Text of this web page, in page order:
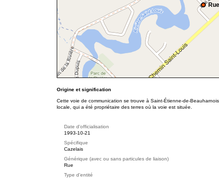
Origine et signification
Cette voie de communication se trouve à Saint-Étienne-de-
locale, qui a été propriétaire des terres où la voie est située.
Date d'officialisation
1993-10-21
Spécifique
Cazelais
Générique (avec ou sans particules de liaison)
Rue
Type d'entité